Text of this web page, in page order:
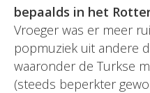
bepaalds in het
Vroeger was er meer
popmuziek uit andere
waaronder de Turkse
(steeds beperkter